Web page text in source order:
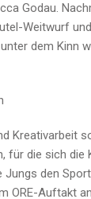
Godau.
Weitwurf
dem Kinn
Kreativarbeit
für die sich die
Jungs den
ORE-Auftakt